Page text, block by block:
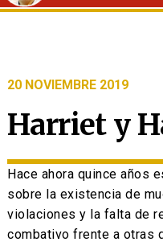
PUBLICADO
20 NOVIEMBRE 2019
Harriet y
Hace ahora quince años
sobre la existencia de
violaciones y la falta de
combativo frente a otras